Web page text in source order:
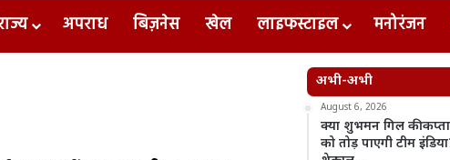
अपराध बिज़नेस खेल लाइफस्टाइल मनोरंजन
अभी-अभी
August 6, 2026
क्या शुभमन गिल की
को तोड़ पाएगी टीम